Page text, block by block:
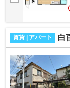
賃貸 | アパート 白